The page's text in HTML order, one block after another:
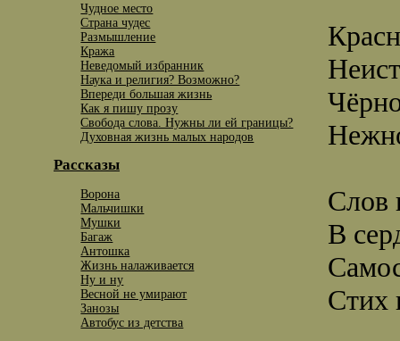
Чудное место
Страна чудес
Размышление
Кража
Неведомый избранник
Наука и религия? Возможно?
Впереди большая жизнь
Как я пишу прозу
Свобода слова. Нужны ли ей границы?
Духовная жизнь малых народов
Рассказы
Ворона
Мальчишки
Мушки
Багаж
Антошка
Жизнь налаживается
Ну и ну
Весной не умирают
Занозы
Автобус из детства
Слов
В
Стих